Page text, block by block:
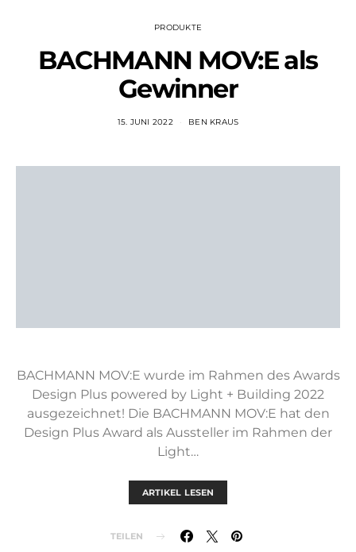
PRODUKTE
BACHMANN MOV:E als
Gewinner
15. JUNI 2022 BEN KRAUS
BACHMANN MOV:E wurde im Rahmen des Awards
Design Plus powered by Light + Building 2022
ausgezeichnet! Die BACHMANN MOV:E hat den
Design Plus Award als Aussteller im Rahmen der
Light…
ARTIKEL LESEN
TEILEN